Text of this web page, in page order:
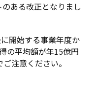
ある改正となりまし
開始する事業年度か
の平均額が年15億円
注意ください。